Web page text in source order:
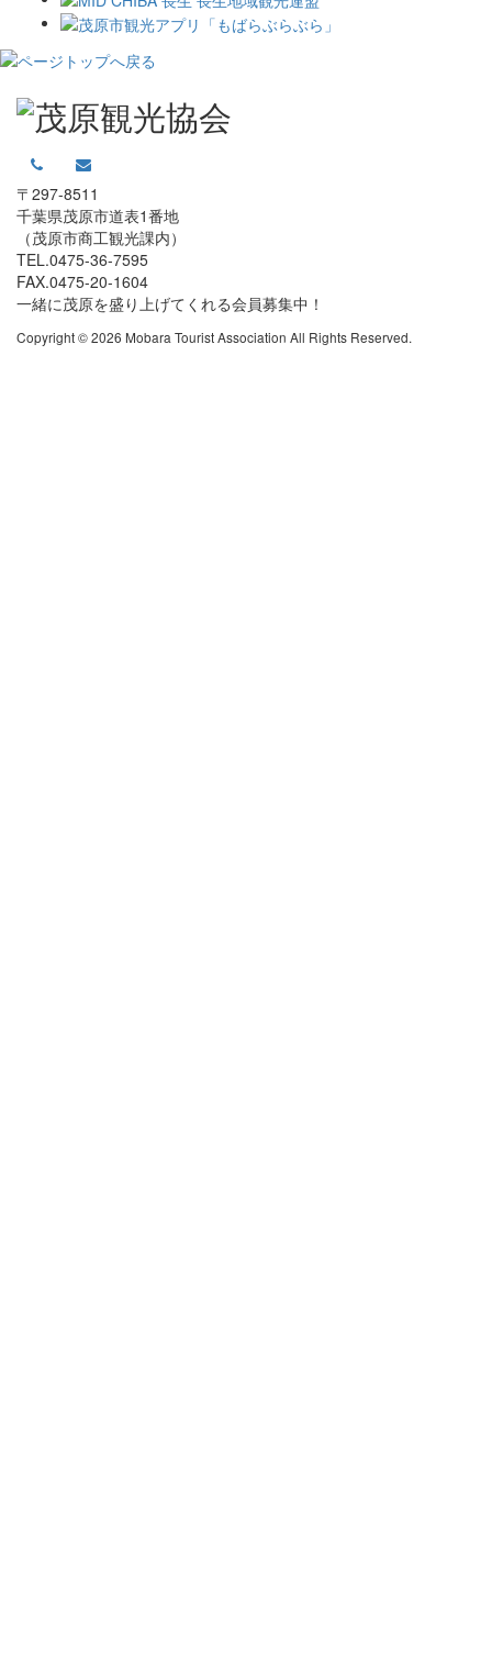
〒297-8511
千葉県茂原市道表1番地
（茂原市商工観光課内）
TEL.0475-36-7595
FAX.0475-20-1604
一緒に茂原を盛り上げてくれる会員募集中！
Copyright © 2026 Mobara Tourist Association All Rights Reserved.